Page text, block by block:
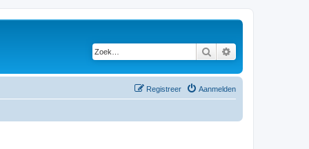
Zoek
Aanmelden
Registreer